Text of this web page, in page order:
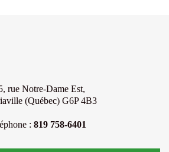
rue Notre-Dame Est,
(Québec) G6P 4B3
: 819 758-6401